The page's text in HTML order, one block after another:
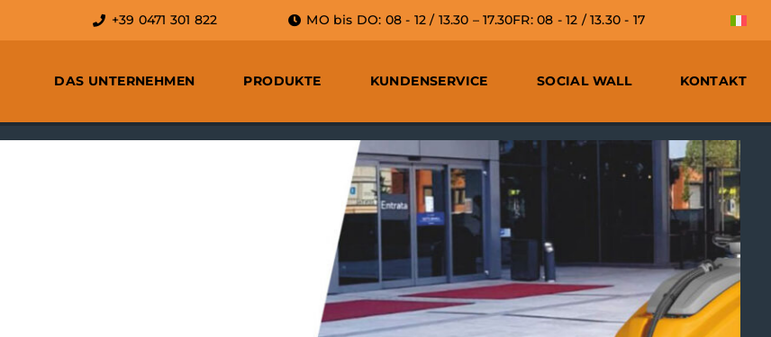
+39 0471 301 822 MO bis DO: 08 - 12 / 13.30 – 17.30FR: 08 - 12 / 13.30 - 17
DAS UNTERNEHMEN PRODUKTE KUNDENSERVICE SOCIAL WALL KONTAKT